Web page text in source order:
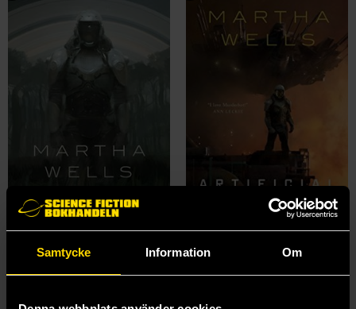
Samtycke Information Om
All Systems Red
Martha Wells
Artificial Condition
Martha Wells